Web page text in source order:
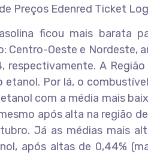
Preços Edenred Ticket
ficou mais barata
Centro-Oeste e Nordeste,
respectivamente. A
Por lá, o
etanol com a média mais
após alta na região
Já as médias mais
após altas de 0,44%